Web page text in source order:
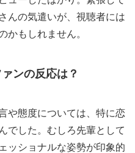
んの気遣いが、視聴者には
かもしれません。
ンの反応は？
や態度については、特に恋
でした。むしろ先輩として
ッショナルな姿勢が印象的